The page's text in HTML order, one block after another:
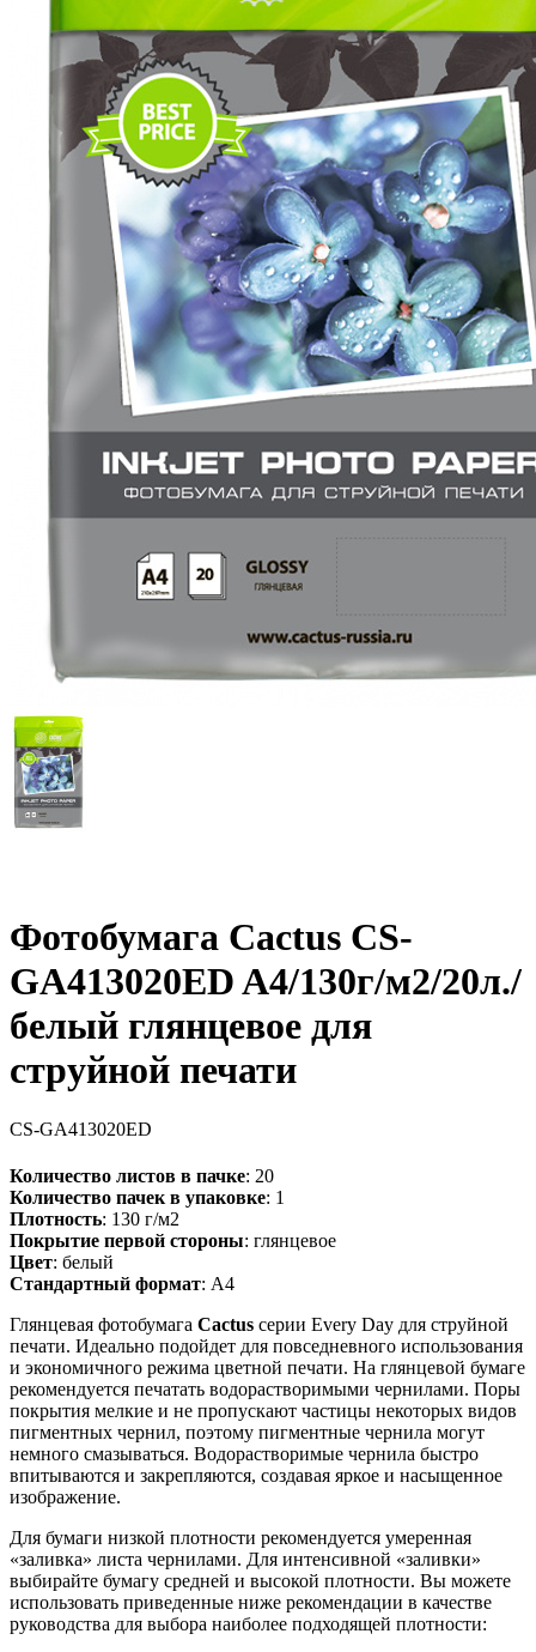
Фотобумага Cactus CS-
GA413020ED A4/130г/м2/20л./
белый глянцевое для
струйной печати
CS-GA413020ED
Количество листов в пачке: 20
Количество пачек в упаковке: 1
Плотность: 130 г/м2
Покрытие первой стороны: глянцевое
Цвет: белый
Стандартный формат: A4
Глянцевая фотобумага Cactus серии Every Day для струйной
печати. Идеально подойдет для повседневного использования
и экономичного режима цветной печати. На глянцевой бумаге
рекомендуется печатать водорастворимыми чернилами. Поры
покрытия мелкие и не пропускают частицы некоторых видов
пигментных чернил, поэтому пигментные чернила могут
немного смазываться. Водорастворимые чернила быстро
впитываются и закрепляются, создавая яркое и насыщенное
изображение.
Для бумаги низкой плотности рекомендуется умеренная
«заливка» листа чернилами. Для интенсивной «заливки»
выбирайте бумагу средней и высокой плотности. Вы можете
использовать приведенные ниже рекомендации в качестве
руководства для выбора наиболее подходящей плотности: